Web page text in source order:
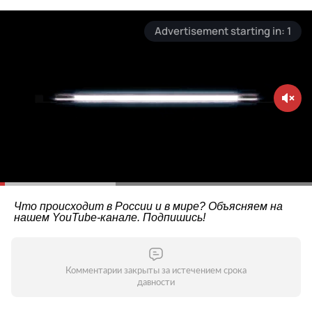
Что происходит в России и в мире? Объясняем на
нашем YouTube-канале. Подпишись!
Комментарии закрыты за истечением срока
давности